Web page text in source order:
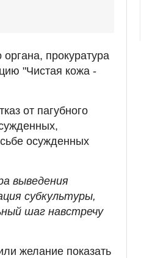
прокуратура
"Чистая кожа -
от пагубного
осужденных
выведения
субкультуры,
шаг навстречу
желание показать